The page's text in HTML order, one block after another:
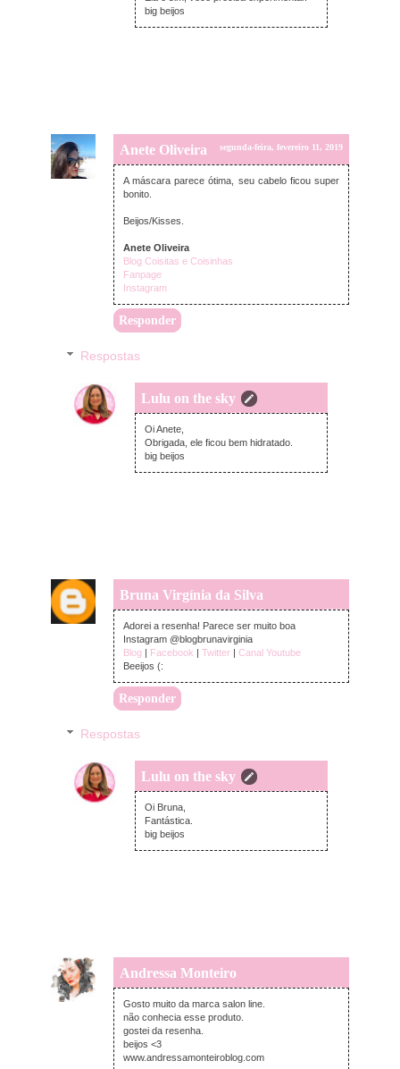
big beijos
Anete Oliveira segunda-feira, fevereiro 11, 2019
A máscara parece ótima, seu cabelo ficou super
bonito.
Beijos/Kisses.
Anete Oliveira
Blog Coisitas e Coisinhas
Fanpage
Instagram
Responder
Respostas
Lulu on the sky
terça-feira, fevereiro 12, 2019
Oi Anete,
Obrigada, ele ficou bem hidratado.
big beijos
Bruna Virgínia da Silva
segunda-feira, fevereiro 11, 2019
Adorei a resenha! Parece ser muito boa
Instagram @blogbrunavirginia
Blog | Facebook | Twitter | Canal Youtube
Beeijos (:
Responder
Respostas
Lulu on the sky
terça-feira, fevereiro 12, 2019
Oi Bruna,
Fantástica.
big beijos
Andressa Monteiro
segunda-feira, fevereiro 11, 2019
Gosto muito da marca salon line.
não conhecia esse produto.
gostei da resenha.
beijos <3
www.andressamonteiroblog.com